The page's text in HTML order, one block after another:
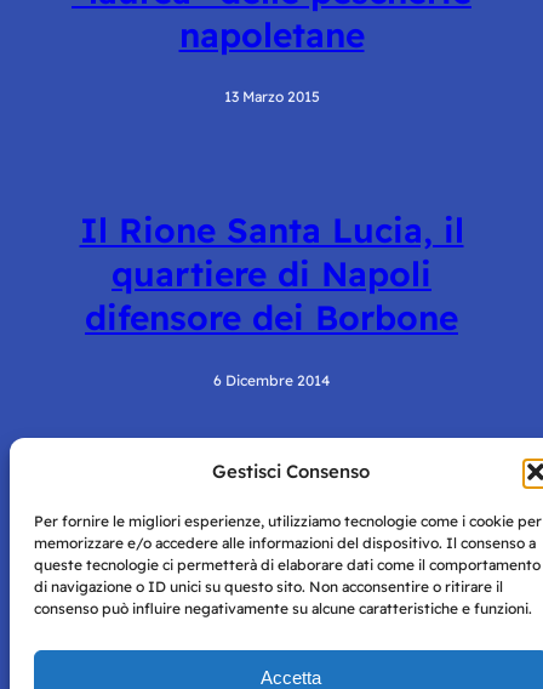
Gestisci Consenso
Per fornire le migliori esperienze, utilizziamo tecnologie come i cookie per
memorizzare e/o accedere alle informazioni del dispositivo. Il consenso a
queste tecnologie ci permetterà di elaborare dati come il comportamento
di navigazione o ID unici su questo sito. Non acconsentire o ritirare il
consenso può influire negativamente su alcune caratteristiche e funzioni.
Accetta
napoletane
13 Marzo 2015
Il Rione Santa Lucia, il
quartiere di Napoli
difensore dei Borbone
6 Dicembre 2014
Storie di Napoli è una testata registrata presso il tribunale di
Tutte le immagini e i contenuti su questo sito sono forniti
per mero scopo didattico e informativo.